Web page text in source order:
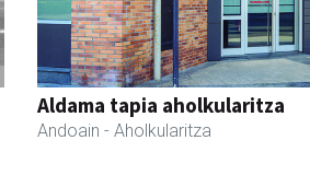
Aldama tapia aholkularitza
Andoain - Aholkularitza